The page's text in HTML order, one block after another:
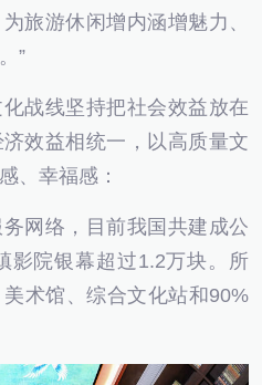
旅游休闲增内涵增魅力、
”
线坚持把社会效益放在
效益相统一，以高质量文
、幸福感：
络，目前我国共建成公
影院银幕超过1.2万块。所
术馆、综合文化站和90%